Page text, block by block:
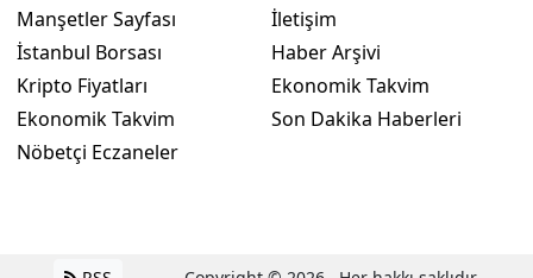
Manşetler Sayfası
İstanbul Borsası
Kripto Fiyatları
Ekonomik Takvim
Nöbetçi Eczaneler
İletişim
Haber Arşivi
Ekonomik Takvim
Son Dakika Haberleri